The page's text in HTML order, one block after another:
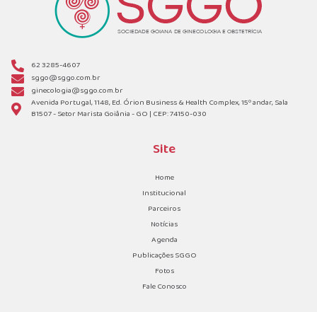
62 3285-4607
sggo@sggo.com.br
ginecologia@sggo.com.br
Avenida Portugal, 1148, Ed. Órion Business & Health Complex, 15º andar, Sala
B1507 - Setor Marista Goiânia - GO | CEP: 74150-030
Site
Home
Institucional
Parceiros
Notícias
Agenda
Publicações SGGO
Fotos
Fale Conosco